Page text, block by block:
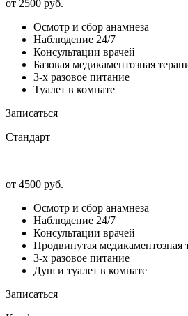
от 2500 руб.
Осмотр и сбор анамнеза
Наблюдение 24/7
Консультации врачей
Базовая медикаментозная
3-х разовое питание
Туалет в комнате
Записаться
Стандарт
от 4500 руб.
Осмотр и сбор анамнеза
Наблюдение 24/7
Консультации врачей
Продвинутая медикаментозная
3-х разовое питание
Душ и туалет в комнате
Записаться